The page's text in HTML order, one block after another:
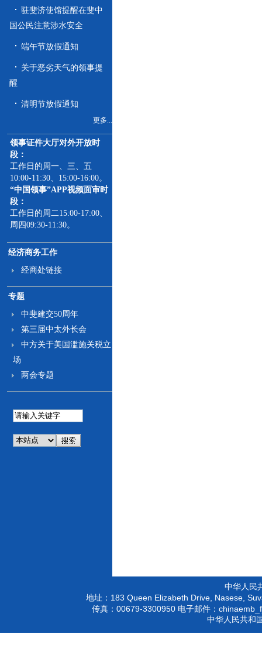
驻斐济使馆提醒在斐中
国公民注意涉水安全
端午节放假通知
关于恶劣天气的领事提
醒
清明节放假通知
更多...
领事证件大厅对外开放时
段：
工作日的周一、三、五
10:00-11:30、15:00-16:00。
“中国领事”APP视频面审时
段：
工作日的周二15:00-17:00、
周四09:30-11:30。
经济商务工作
经商处链接
专题
中斐建交50周年
第三届中太外长会
中方关于美国滥施关税立
场
两会专题
中华人民
地址： 183 Queen Elizabeth Drive, Nasese,
传真： 00679-3300950电子邮件：
中华人民共和